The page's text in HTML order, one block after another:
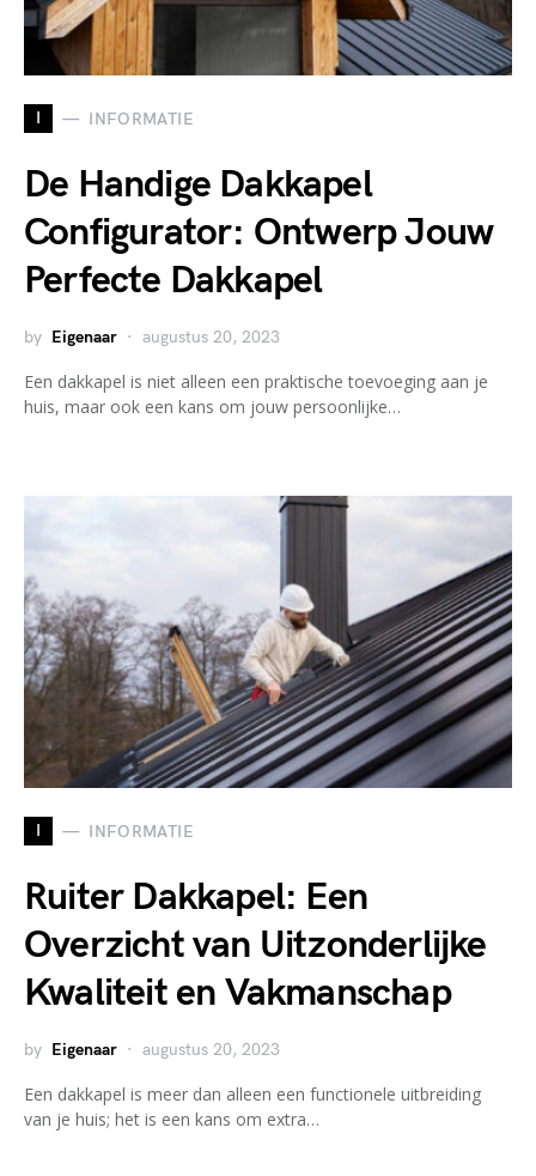
I INFORMATIE
De Handige Dakkapel
Configurator: Ontwerp Jouw
Perfecte Dakkapel
by Eigenaar augustus 20, 2023
Een dakkapel is niet alleen een praktische toevoeging aan je
huis, maar ook een kans om jouw persoonlijke…
I INFORMATIE
Ruiter Dakkapel: Een
Overzicht van Uitzonderlijke
Kwaliteit en Vakmanschap
by Eigenaar augustus 20, 2023
Een dakkapel is meer dan alleen een functionele uitbreiding
van je huis; het is een kans om extra…